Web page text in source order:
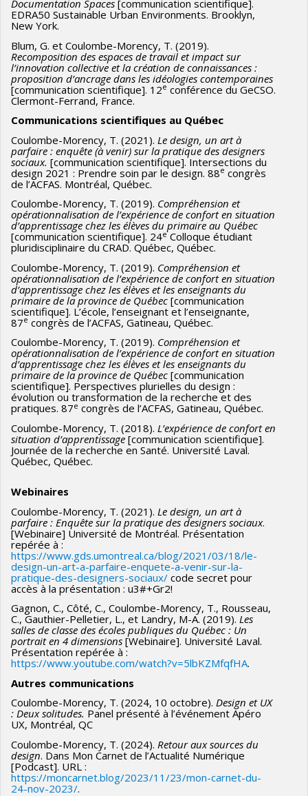
Documentation Spaces [communication scientifique].
EDRA50 Sustainable Urban Environments. Brooklyn,
New York.
Blum, G. et Coulombe-Morency, T. (2019).
Recomposition des espaces de travail et impact sur
l’innovation collective et la création de connaissances :
proposition d’ancrage dans les idéologies contemporaines
[communication scientifique]. 12e conférence du GeCSO.
Clermont-Ferrand, France.
Communications scientifiques au Québec
Coulombe-Morency, T. (2021). Le design, un art à
parfaire : enquête (à venir) sur la pratique des designers
sociaux. [communication scientifique]. Intersections du
design 2021 : Prendre soin par le design. 88e congrès
de l’ACFAS. Montréal, Québec.
Coulombe-Morency, T. (2019). Compréhension et
opérationnalisation de l’expérience de confort en situation
d’apprentissage chez les élèves du primaire au Québec
[communication scientifique]. 24eColloque étudiant
pluridisciplinaire du CRAD. Québec, Québec.
Coulombe-Morency, T. (2019). Compréhension et
opérationnalisation de l’expérience de confort en situation
d’apprentissage chez les élèves et les enseignants du
primaire de la province de Québec [communication
scientifique]. L’école, l’enseignant et l’enseignante,
87e congrès de l’ACFAS, Gatineau, Québec.
Coulombe-Morency, T. (2019). Compréhension et
opérationnalisation de l’expérience de confort en situation
d’apprentissage chez les élèves et les enseignants du
primaire de la province de Québec [communication
scientifique]. Perspectives plurielles du design :
évolution ou transformation de la recherche et des
pratiques. 87e congrès de l’ACFAS, Gatineau, Québec.
Coulombe-Morency, T. (2018). L’expérience de confort en
situation d’apprentissage [communication scientifique].
Journée de la recherche en Santé. Université Laval.
Québec, Québec.
Webinaires
Coulombe-Morency, T. (2021). Le design, un art à
parfaire : Enquête sur la pratique des designers sociaux.
[Webinaire] Université de Montréal. Présentation
repérée à :
https://www.gds.umontreal.ca/blog/2021/03/18/le-
design-un-art-a-parfaire-enquete-a-venir-sur-la-
pratique-des-designers-sociaux/ code secret pour
accès à la présentation : u3#+Gr2!
Gagnon, C., Côté, C., Coulombe-Morency, T., Rousseau,
C., Gauthier-Pelletier, L., et Landry, M-A. (2019). Les
salles de classe des écoles publiques du Québec : Un
portrait en 4 dimensions [Webinaire]. Université Laval.
Présentation repérée à :
https://www.youtube.com/watch?v=5lbKZMfqfHA.
Autres communications
Coulombe-Morency, T. (2024, 10 octobre). Design et UX
: Deux solitudes. Panel présenté à l’événement Apéro
UX, Montréal, QC
Coulombe-Morency, T. (2024). Retour aux sources du
design. Dans Mon Carnet de l’Actualité Numérique
[Podcast]. URL :
https://moncarnet.blog/2023/11/23/mon-carnet-du-
24-nov-2023/.